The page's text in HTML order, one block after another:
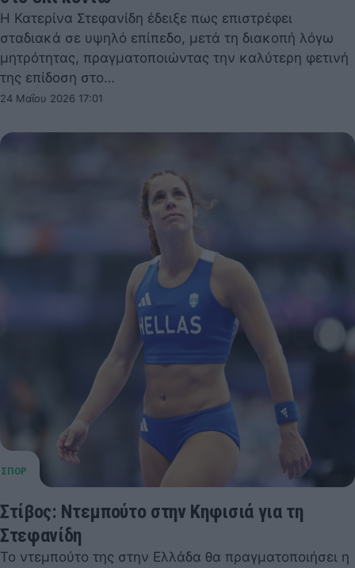
Η Κατερίνα Στεφανίδη έδειξε πως επιστρέφει
σταδιακά σε υψηλό επίπεδο, μετά τη διακοπή λόγω
μητρότητας, πραγματοποιώντας την καλύτερη φετινή
της επίδοση στο…
24 Μαΐου 2026 17:01
Στίβος: Ντεμπούτο στην Κηφισιά για τη
Στεφανίδη
Το ντεμπούτο της στην Ελλάδα θα πραγματοποιήσει η